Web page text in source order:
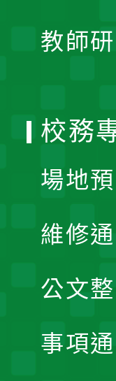
教師
校務
場地
維修
公文
事項